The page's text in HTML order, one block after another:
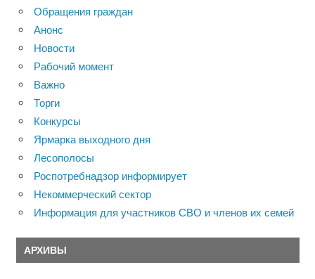
Обращения граждан
Анонс
Новости
Рабочий момент
Важно
Торги
Конкурсы
Ярмарка выходного дня
Лесополосы
Роспотребнадзор информирует
Некоммерческий сектор
Информация для участников СВО и членов их семей
АРХИВЫ